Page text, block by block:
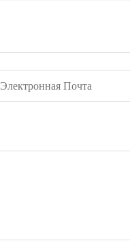
Электронная Почта